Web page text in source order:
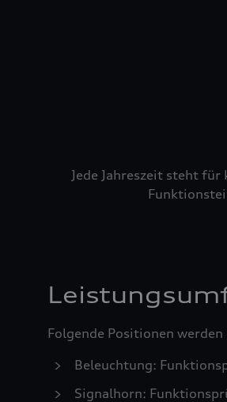
Jede Jahreszeit steht
Folgende Positionen
Beleuchtung:
Signalhorn: